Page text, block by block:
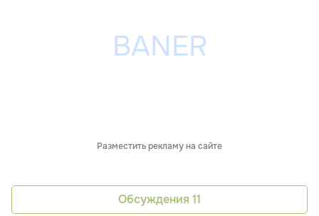
Разместить рекламу на сайте
Обсуждения 11